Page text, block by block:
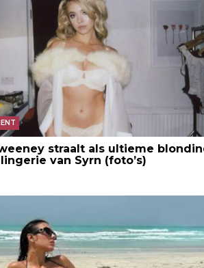
straalt als ultieme
van Syrn (foto’s)